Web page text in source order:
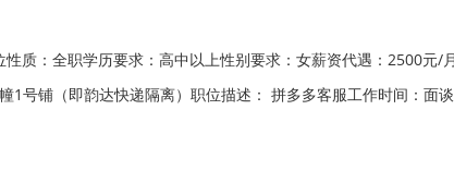
质：全职学历要求：高中以上性别要求：女薪资代遇：2500元
1号铺（即韵达快递隔离）职位描述： 拼多多客服工作时间：面